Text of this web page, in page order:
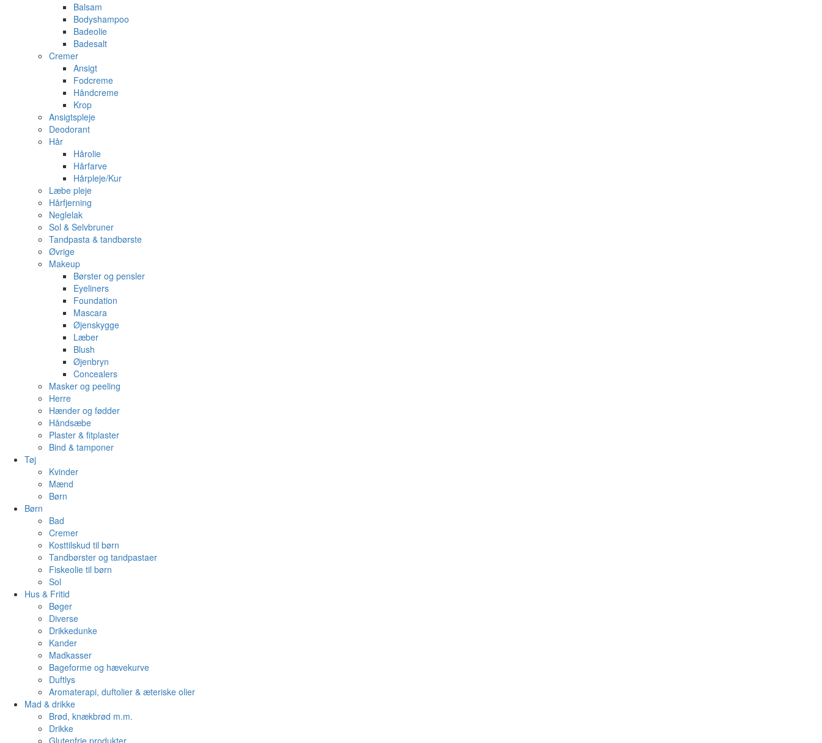
Balsam
Bodyshampoo
Badeolie
Badesalt
Cremer
Ansigt
Fodcreme
Håndcreme
Krop
Ansigtspleje
Deodorant
Hår
Hårolie
Hårfarve
Hårpleje/Kur
Læbe pleje
Hårfjerning
Neglelak
Sol & Selvbruner
Tandpasta & tandbørste
Øvrige
Makeup
Børster og pensler
Eyeliners
Foundation
Mascara
Øjenskygge
Læber
Blush
Øjenbryn
Concealers
Masker og peeling
Herre
Hænder og fødder
Håndsæbe
Plaster & fitplaster
Bind & tamponer
Tøj
Kvinder
Mænd
Børn
Børn
Bad
Cremer
Kosttilskud til børn
Tandbørster og tandpastaer
Fiskeolie til børn
Sol
Hus & Fritid
Bøger
Diverse
Drikkedunke
Kander
Madkasser
Bageforme og hævekurve
Duftlys
Aromaterapi, duftolier & æteriske olier
Mad & drikke
Brød, knækbrød m.m.
Drikke
Glutenfrie produkter